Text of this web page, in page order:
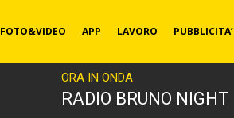
FOTO&VIDEO APP LAVORO PUBBLICITA’
ORA IN ONDA
RADIO BRUNO NIGHT